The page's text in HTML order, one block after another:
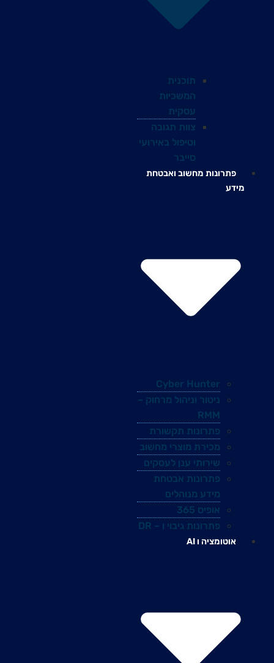
תוכנית
המשכיות
עסקית
צוות תגובה
וטיפול באירועי
סייבר
פתרונות מחשוב ואבטחת
מידע
Cyber Hunter
ניטור וניהול מרחוק –
RMM
פתרונות תקשורת
מכירת מוצרי מחשוב
שירותי ענן לעסקים
פתרונות אבטחת
מידע מנוהלים
אופיס 365
פתרונות גיבוי ו – DR
אוטומציה ו AI